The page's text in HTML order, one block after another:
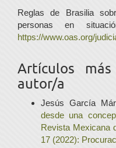
Reglas de Brasilia
personas en
https://www.oas.org/
Artículos
autor/a
Jesús García
desde una
Revista Mexicana
17 (2022):